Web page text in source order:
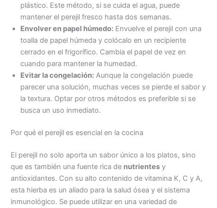
plástico. Este método, si se cuida el agua, puede
mantener el perejil fresco hasta dos semanas.
Envolver en papel húmedo: Envuelve el perejil con una
toalla de papel húmeda y colócalo en un recipiente
cerrado en el frigorífico. Cambia el papel de vez en
cuando para mantener la humedad.
Evitar la congelación: Aunque la congelación puede
parecer una solución, muchas veces se pierde el sabor y
la textura. Optar por otros métodos es preferible si se
busca un uso inmediato.
Por qué el perejil es esencial en la cocina
El perejil no solo aporta un sabor único a los platos, sino
que es también una fuente rica de nutrientes y
antioxidantes. Con su alto contenido de vitamina K, C y A,
esta hierba es un aliado para la salud ósea y el sistema
inmunológico. Se puede utilizar en una variedad de